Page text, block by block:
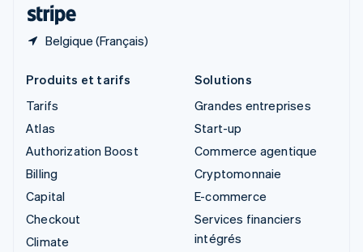
Belgique (Français)
Produits et tarifs
Tarifs
Atlas
Authorization Boost
Billing
Capital
Checkout
Climate
Solutions
Grandes entreprises
Start-up
Commerce agentique
Cryptomonnaie
E-commerce
Services financiers
intégrés